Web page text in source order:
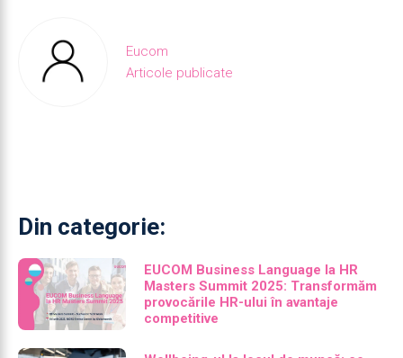
Eucom
Articole publicate
Din categorie:
EUCOM Business Language la HR
Masters Summit 2025: Transformăm
provocările HR-ului în avantaje
competitive